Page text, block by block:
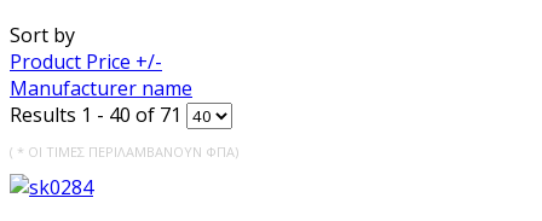
Sort by
Product Price +/-
Manufacturer name
Results 1 - 40 of 71
( * ΟΙ ΤΙΜΕΣ ΠΕΡΙΛΑΜΒΑΝΟΥΝ ΦΠΑ)